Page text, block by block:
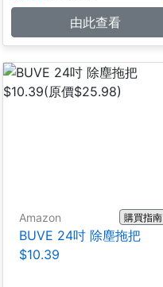
由此查看
Amazon 購買指南
BUVE 24吋 除塵拖把
$10.39